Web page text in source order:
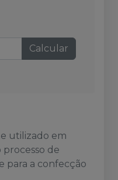
Calcular
utilizado em
de
para a confecção